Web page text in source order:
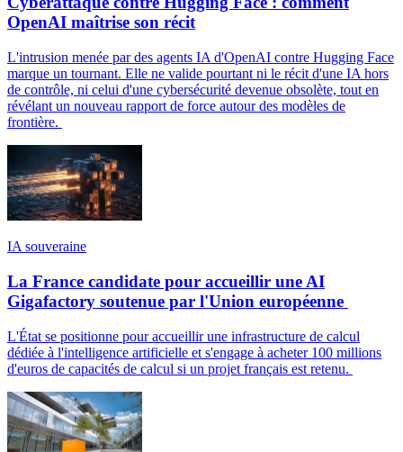
OpenAI maîtrise son récit
L'intrusion menée par des agents IA d'OpenAI contre Hugging Face
marque un tournant. Elle ne valide pourtant ni le récit d'une IA hors
de contrôle, ni celui d'une cybersécurité devenue obsolète, tout en
révélant un nouveau rapport de force autour des modèles de
frontière.
IA souveraine
La France candidate pour accueillir une AI
Gigafactory soutenue par l'Union européenne
L'État se positionne pour accueillir une infrastructure de calcul
dédiée à l'intelligence artificielle et s'engage à acheter 100 millions
d'euros de capacités de calcul si un projet français est retenu.